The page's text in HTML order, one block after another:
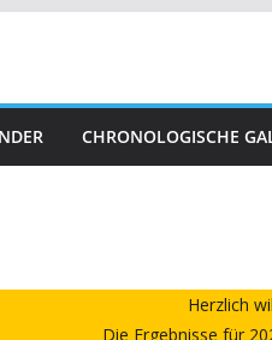
CHRONOLOGISCHE
Herzlich
Die Ergebnisse für